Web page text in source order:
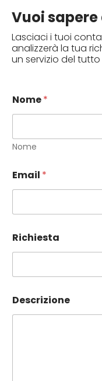
Vuoi
Lasciaci i tuoi
analizzerà la tua
un servizio del
Nome*
Nome
Email *
Richiesta
Descrizione